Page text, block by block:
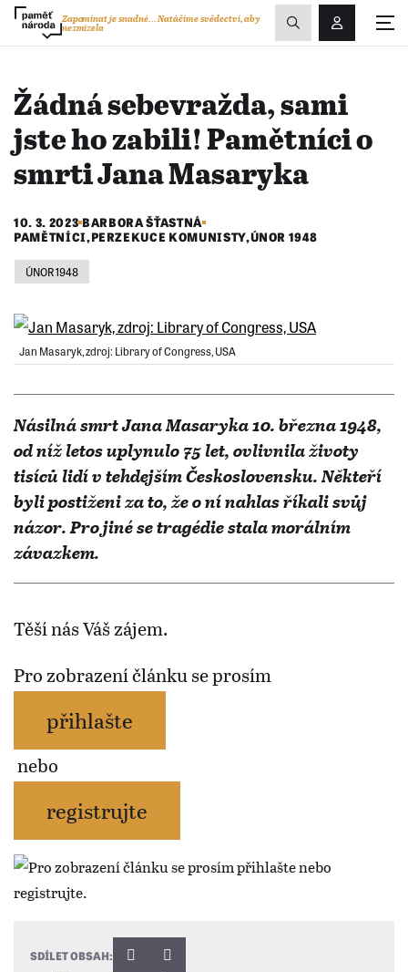
Přihlášení/
Zapomínat je snadné...Natáčíme svědectví, aby
nezmizela
Zobrazit
vyhledávání
Žádná sebevražda, sami
jste ho zabili! Pamětníci o
smrti Jana Masaryka
10. 3. 2023 BARBORA ŠŤASTNÁ
PAMĚTNÍCI,PERZEKUCE KOMUNISTY,ÚNOR 1948
ÚNOR 1948
Jan Masaryk, zdroj: Library of Congress, USA
Násilná smrt Jana Masaryka 10. března 1948,
od níž letos uplynulo 75 let, ovlivnila životy
tisíců lidí v tehdejším Československu. Někteří
byli postiženi za to, že o ní nahlas říkali svůj
názor. Pro jiné se tragédie stala morálním
závazkem.
Těší nás Váš zájem.
Pro zobrazení článku se prosím
přihlašte
nebo
registrujte
SDÍLET OBSAH: